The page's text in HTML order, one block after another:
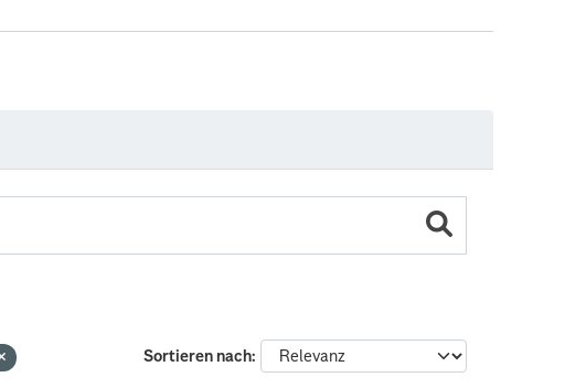
Sortieren nach